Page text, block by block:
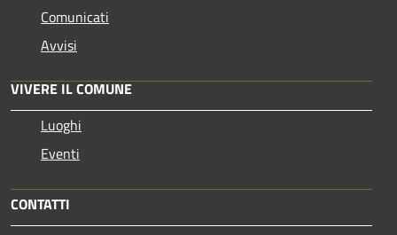
Comunicati
Avvisi
VIVERE IL COMUNE
Luoghi
Eventi
CONTATTI